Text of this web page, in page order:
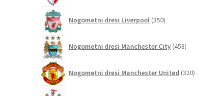
Nogometni dresi Liverpool 350izdelkov
Nogometni dresi Manchester City 458izdelkov
Nogometni dresi Manchester United 320izdelkov